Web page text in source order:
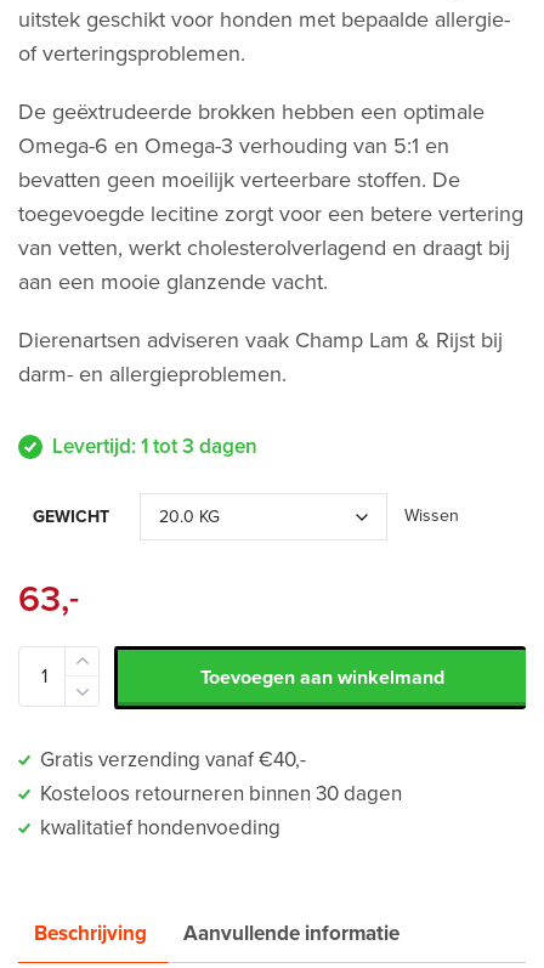
uitstek geschikt voor honden met bepaalde allergie-
of verteringsproblemen.
De geëxtrudeerde brokken hebben een optimale
Omega-6 en Omega-3 verhouding van 5:1 en
bevatten geen moeilijk verteerbare stoffen. De
toegevoegde lecitine zorgt voor een betere vertering
van vetten, werkt cholesterolverlagend en draagt bij
aan een mooie glanzende vacht.
Dierenartsen adviseren vaak Champ Lam & Rijst bij
darm- en allergieproblemen.
Levertijd: 1 tot 3 dagen
GEWICHT Wissen
63,-
Toevoegen aan winkelmand
Gratis verzending vanaf €40,-
Kosteloos retourneren binnen 30 dagen
kwalitatief hondenvoeding
Beschrijving Aanvullende informatie